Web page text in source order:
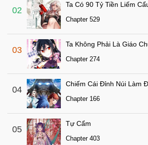
Chapter 73 6 tháng trước
Chapter 72
Chapter 71
Chapter 70
Chapter 69 6 tháng trước
Chapter 68 6 tháng trước
Chapter 67
Chapter 66
Chapter 65
02
Ta Có 90 Tỷ Tiền Liếm
Chapter 529
03
Ta Không Phải Là Giáo
Chapter 274
04
Chiếm Cái Đỉnh Núi Làm
Chapter 166
05
Tự Cẩm
Chapter 403